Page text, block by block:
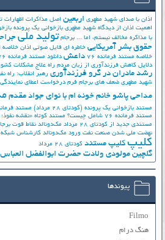
اذان با صدای شهید مطهری اربعین اصل مذاکرات اظهارات
اهمیت اذان از دیدگاه شهید مطهری بازخوانی یک پرونده
با مذاکره مخالف نیستم، اما ... برجام تولید ملی
حقوق بشر آمریکایی خاطره ای فایل صوتی اذان خلاصه
خلاصه مستند فرمانده 76
داعش دانلود مستند فرمانده 76
دلایل کاهش فرزندآوری از زبان مردم راه علاج مشکلات
رشد مادران در گرو فرزندآوری رهبر انقلاب: راه
شهید مطهری ضعف های برجام فرم درخواست اعطای نمایندگی
مداحی پاشو خانم خونه ام با نوای جواد مقدم
مستند بازخوانی یک پرونده (کودتای 28 مرداد)
مستند
مستند فرمانده 76 شامل چیست؟
مستند کوتاه «نقشه
مستندی جدید از کودتای 28 مرداد
مک‌دونالد نقاط قوت
نهضت ملي شدن صنعت نفت ورود مک‌دونالد کارشناس شبکه
کلیپ کلیپ مستند کودتای 28 مرداد
گلچین مولودی ولادت حضرت ابوالفضل
پیوندها
Filmo
هنگ درام